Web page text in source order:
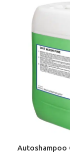
Autoshampoo